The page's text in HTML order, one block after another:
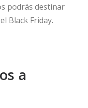
podrás destinar
Black Friday.
a